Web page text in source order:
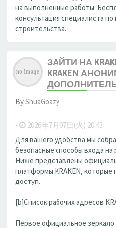
на выполненные работы.
консультация специалиста
строительства.
ЗАЙТИ НА
KRAKEN
ByShuaGoazy
- 2026年7月07日(火) 20:43
Для вашего удобства мы
безопасные способы входа на
Ниже представлены
платформы KRAKEN, которые
доступ.
[b]Список рабочих адресов
Первое официальное зеркало